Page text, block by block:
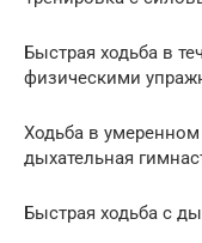
Быстрая ходьба в
физическими
Ходьба в
дыхательная
Быстрая ходьба с